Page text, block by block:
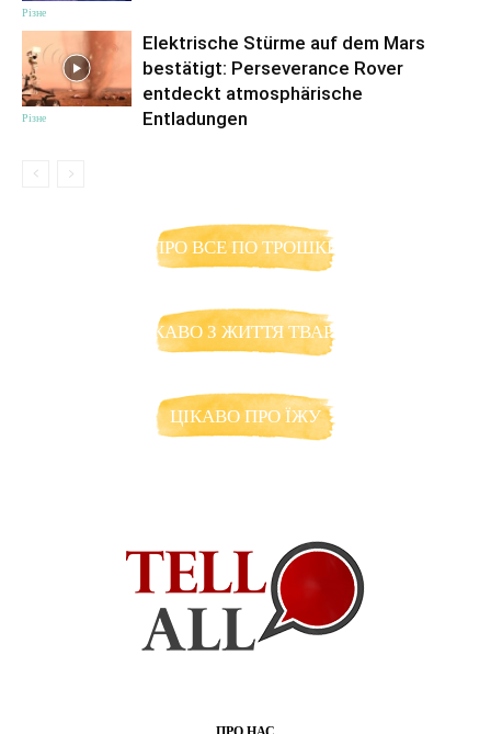
Різне
Різне
Elektrische Stürme auf dem Mars
bestätigt: Perseverance Rover
entdeckt atmosphärische
Entladungen
ПРО ВСЕ ПО ТРОШКИ
ЦІКАВО З ЖИТТЯ ТВАРИН
ЦІКАВО ПРО ЇЖУ